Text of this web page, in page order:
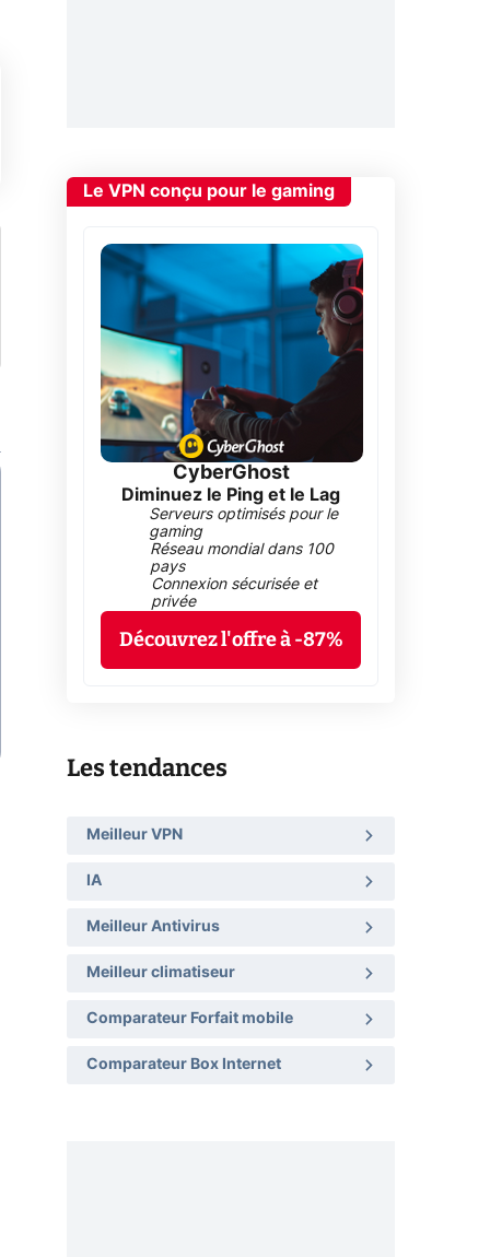
Le VPN conçu pour le gaming
CyberGhost
Diminuez le Ping et le Lag
Serveurs optimisés pour le
gaming
Réseau mondial dans 100
pays
Connexion sécurisée et
privée
Découvrez l'offre à -87%
Les tendances
Meilleur VPN
IA
Meilleur Antivirus
Meilleur climatiseur
Comparateur Forfait mobile
Comparateur Box Internet